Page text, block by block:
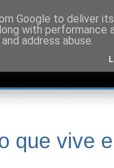
que vive
Google to deliver
with
address abuse.